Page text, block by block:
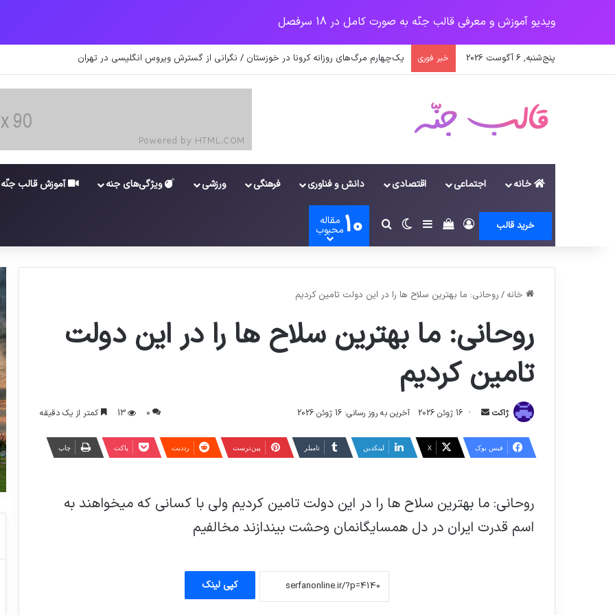
ویدیو آموزش و معرفی قالب جنّه به صورت کامل در 18 سرفصل
پنج‌شنبه, 6 آگوست 2026 خبر فوری اولیانوف: صدور قطعنامه‌های علیه ایران احیای برجام را دشوار می‌کند
خانه اجتماعی اقتصادی دانش و فناوری فرهنگی ورزشی ویژگی‌های جنه آموزش قالب جنّه
خرید قالب وروددیدن سبد خرید
سایدبارتغییر پوسته
جستجو برای
10 مقاله
محبوب
خانه / روحانی: ما بهترین سلاح ها را در این دولت تامین کردیم
روحانی: ما بهترین سلاح ها را در این دولت
تامین کردیم
ژاکت
ارسال 16 ژوئن 2026 آخرین به روز رسانی: 16 ژوئن 2026 0
13 کمتر از یک دقیقه
فیس بوک X لینکدین ‫تامبلر ‫پین‌ترست ‫رددیت پاکت چاپ
روحانی: ما بهترین سلاح ها را در این دولت تامین کردیم ولی با کسانی که میخواهند به
اسم قدرت ایران در دل همسایگانمان وحشت بیندازند مخالفیم
کپی لینکمسافربری ایران ایجاد مزاحمت کردند